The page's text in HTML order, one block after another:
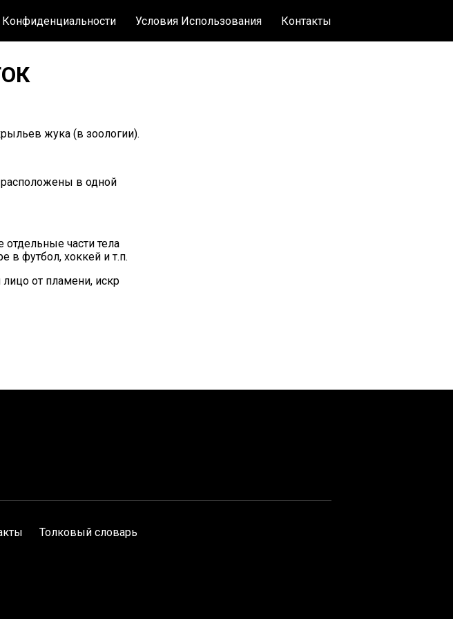
Конфиденциальности Условия Использования Контакты
жука (в зоологии).
в одной
части тела
в футбол, хоккей и т.п.
от пламени, искр
Толковый словарь